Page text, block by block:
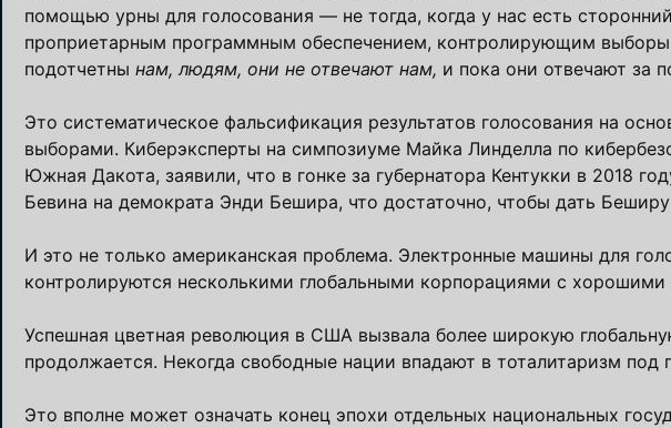
помощью урны для голосования — не тогда, когда у нас есть
проприетарным программным обеспечением, контролирующим
подотчетны нам, людям, они не отвечают нам, и пока они отвечают за
Это систематическое фальсификация результатов голосования на
выборами. Киберэксперты на симпозиуме Майка Линделла по
Южная Дакота, заявили, что в гонке за губернатора Кентукки в 2018
Бевина на демократа Энди Бешира, что достаточно, чтобы дать
И это не только американская проблема. Электронные машины для
контролируются несколькими глобальными корпорациями с хорошими
Успешная цветная революция в США вызвала более широкую
продолжается. Некогда свободные нации впадают в тоталитаризм под
Это вполне может означать конец эпохи отдельных национальных